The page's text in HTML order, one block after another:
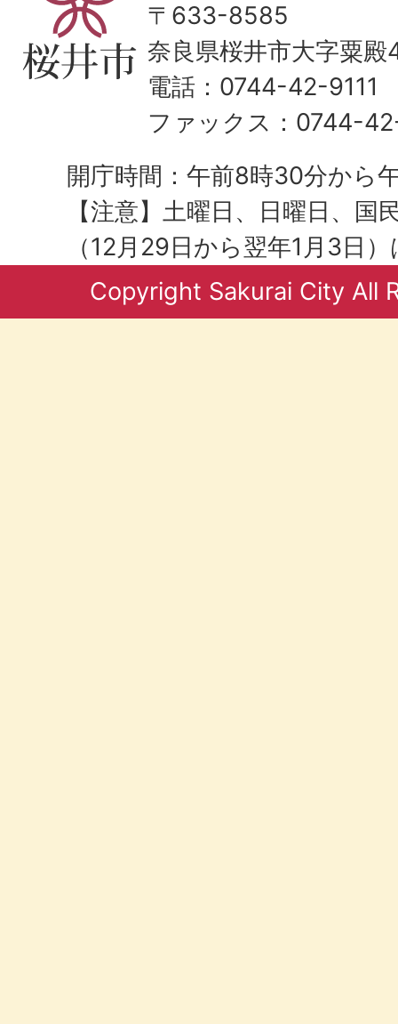
〒633-8585
奈良県桜井市大字粟
電話：0744-42-9111
ファックス：0744-
開庁時間：午前8時30分から
【注意】土曜日、日曜日、国
（12月29日から翌年1月3日
Copyright Sakurai City All